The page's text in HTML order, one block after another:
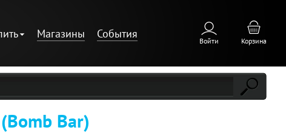
Магазины События
Войти Корзина
Bar)